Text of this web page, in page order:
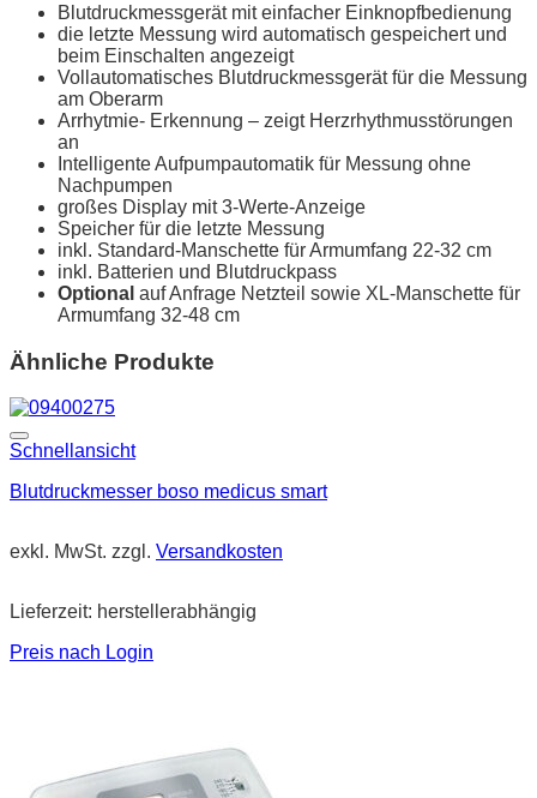
Blutdruckmessgerät mit einfacher Einknopfbedienung
die letzte Messung wird automatisch gespeichert und
beim Einschalten angezeigt
Vollautomatisches Blutdruckmessgerät für die Messung
am Oberarm
Arrhytmie- Erkennung – zeigt Herzrhythmusstörungen
an
Intelligente Aufpumpautomatik für Messung ohne
Nachpumpen
großes Display mit 3-Werte-Anzeige
Speicher für die letzte Messung
inkl. Standard-Manschette für Armumfang 22-32 cm
inkl. Batterien und Blutdruckpass
Optional auf Anfrage Netzteil sowie XL-Manschette für
Armumfang 32-48 cm
Ähnliche Produkte
Schnellansicht
Blutdruckmesser boso medicus smart
exkl. MwSt. zzgl. Versandkosten
Lieferzeit: herstellerabhängig
Preis nach Login